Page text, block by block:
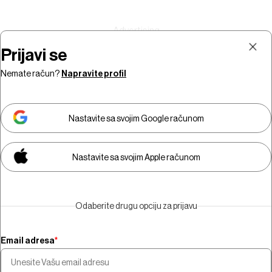
Morate biti pretplatnik da biste
gledali video sadržaj.
Pretplatite se
Prijavi se
Nemate račun? Napravite profil
Nastavite sa svojim Google računom
Nastavite sa svojim Apple računom
Odaberite drugu opciju za prijavu
Email adresa*